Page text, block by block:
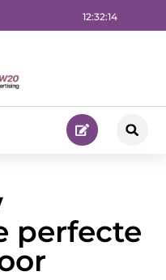
12:32:15
perfecte